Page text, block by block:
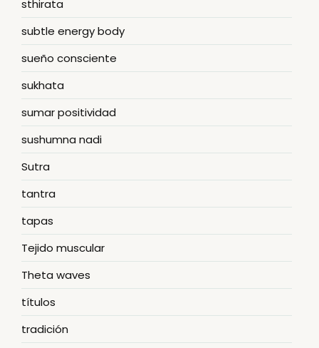
sthirata
subtle energy body
sueño consciente
sukhata
sumar positividad
sushumna nadi
Sutra
tantra
tapas
Tejido muscular
Theta waves
títulos
tradición